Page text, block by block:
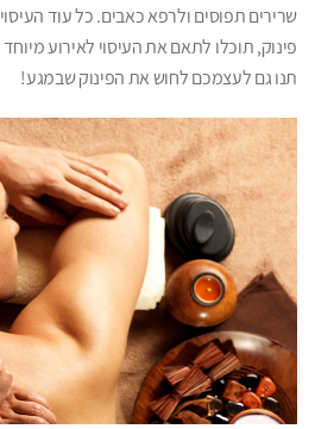
שרירים תפוסים ולרפא כאבים. כל עוד
פינוק, תוכלו לתאם את העיסוי לאירוע מיוחד
תנו גם לעצמכם לחוש את הפינוק שבמגע!